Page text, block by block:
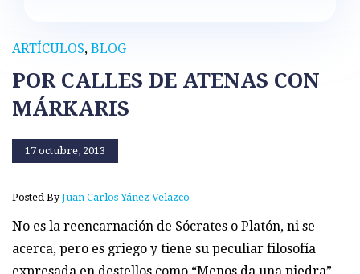
ARTÍCULOS, BLOG
POR CALLES DE ATENAS CON
MÁRKARIS
17 octubre, 2013
Posted ByJuan Carlos Yáñez Velazco
No es la reencarnación de Sócrates o Platón, ni se
acerca, pero es griego y tiene su peculiar filosofía